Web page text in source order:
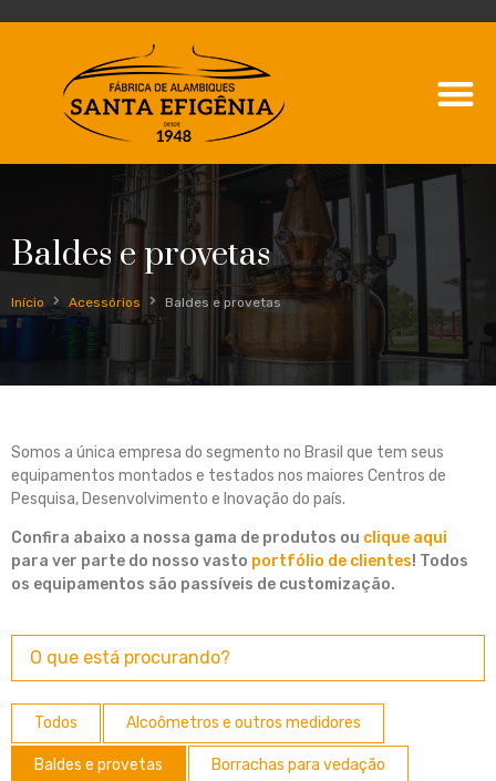
Baldes e provetas
Início Acessórios Baldes e provetas
Somos a única empresa do segmento no Brasil que tem seus
equipamentos montados e testados nos maiores Centros de
Pesquisa, Desenvolvimento e Inovação do país.
Confira abaixo a nossa gama de produtos ou clique aqui
para ver parte do nosso vasto portfólio de clientes! Todos
os equipamentos são passíveis de customização.
Todos Alcoômetros e outros medidores
Baldes e provetas Borrachas para vedação